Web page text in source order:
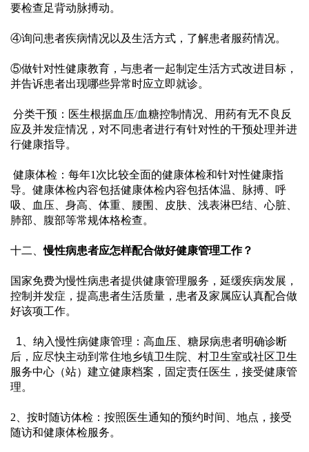
要检查足背动脉搏动。
④询问患者疾病情况以及生活方式，了解患者服药情况。
⑤做针对性健康教育，与患者一起制定生活方式改进目标，
并告诉患者出现哪些异常时应立即就诊。
分类干预：医生根据血压/血糖控制情况、用药有无不良反
应及并发症情况，对不同患者进行有针对性的干预处理并进
行健康指导。
健康体检：每年1次比较全面的健康体检和针对性健康指
导。健康体检内容包括健康体检内容包括体温、脉搏、呼
吸、血压、身高、体重、腰围、皮肤、浅表淋巴结、心脏、
肺部、腹部等常规体格检查。
十二、慢性病患者应怎样配合做好健康管理工作？
国家免费为慢性病患者提供健康管理服务，延缓疾病发展，
控制并发症，提高患者生活质量，患者及家属应认真配合做
好该项工作。
1、 纳入慢性病健康管理：高血压、糖尿病患者明确诊断
后，应尽快主动到常住地乡镇卫生院、村卫生室或社区卫生
服务中心（站）建立健康档案，固定责任医生，接受健康管
理。
2、按时随访体检：按照医生通知的预约时间、地点，接受
随访和健康体检服务。